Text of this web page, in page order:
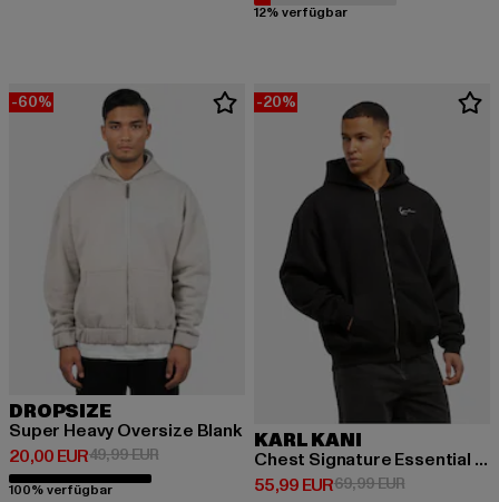
12% verfügbar
-60%
DROPSIZE
Super Heavy Oversize Blank
20,00 EUR
Derzeitiger Preis: 20,00 EUR
49,99 EURAktionspreis: 49,99 EUR
100% verfügbar
-20%
KARL KANI
Chest Signature Essential OS
55,99 EUR
Derzeitiger Preis: 55,99 EUR
69,99 EURAktionspreis: